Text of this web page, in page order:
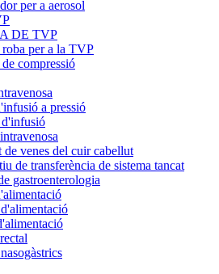
per a aerosol
DE TVP
roba per a la TVP
compressió
a pressió
de venes del cuir cabellut
de transferència de sistema tancat
gastroenterologia